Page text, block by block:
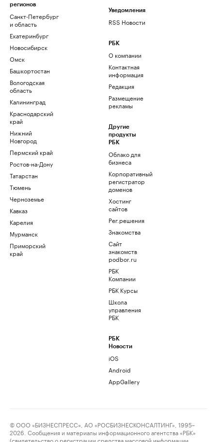
регионов
Санкт-Петербург
и область
Екатеринбург
Новосибирск
Омск
Башкортостан
Вологодская
область
Калининград
Краснодарский
край
Нижний
Новгород
Пермский край
Ростов-на-Дону
Татарстан
Тюмень
Черноземье
Кавказ
Карелия
Мурманск
Приморский
край
Уведомления
RSS Новости
РБК
О компании
Контактная
информация
Редакция
Размещение
рекламы
Другие
продукты
РБК
Облако для
бизнеса
Корпоративный
регистратор
доменов
Хостинг
сайтов
Рег.решения
Знакомства
Сайт
знакомств
podbor.ru
РБК
Компании
РБК Курсы
Школа
управления
РБК
РБК
Новости
iOS
Android
AppGallery
© ООО «БИЗНЕСПРЕСС», АО «РОСБИЗНЕСКОНСАЛТИНГ», 1995–
2026. Сообщения и материалы информационного агентства «РБК»
(свидетельство о регистрации средства массовой информации